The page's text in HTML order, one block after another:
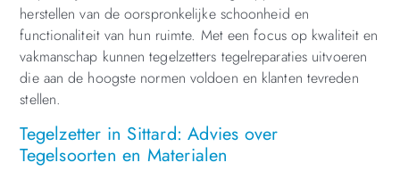
herstellen van de oorspronkelijke schoonheid en
functionaliteit van hun ruimte. Met een focus op kwaliteit en
vakmanschap kunnen tegelzetters tegelreparaties uitvoeren
die aan de hoogste normen voldoen en klanten tevreden
stellen.
Tegelzetter in Sittard: Advies over
Tegelsoorten en Materialen